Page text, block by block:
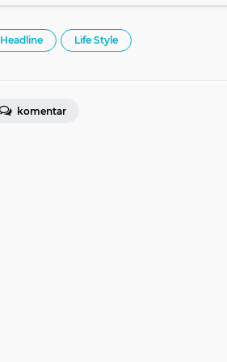
Headline Life Style
komentar